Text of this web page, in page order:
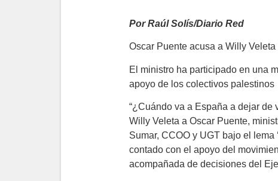
Por Raúl Solís/Diario Red
Oscar Puente acusa a Willy
El ministro ha participado en una
apoyo de los colectivos palestinos
“¿Cuándo va a España a dejar de
Willy Veleta a Oscar Puente,
Sumar, CCOO y UGT bajo el
contado con el apoyo del
acompañada de decisiones del